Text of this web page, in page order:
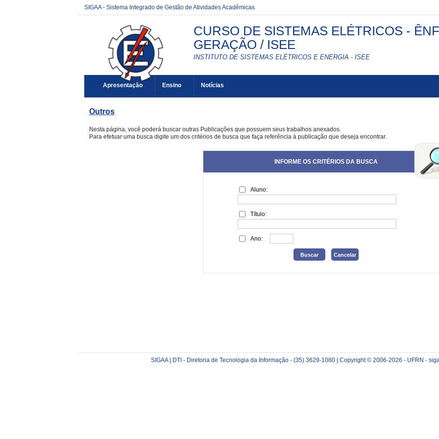
SIGAA - Sistema Integrado de Gestão de Atividades Acadêmicas
CURSO DE SISTEMAS ELÉTRICOS -
GERAÇÃO / ISEE
INSTITUTO DE SISTEMAS ELÉTRICOS E ENERGIA - ISEE
Apresentação Ensino Notícias
Outros
Nesta página, você poderá buscar outras Publicações que possuem seus trabalhos anexados.
Para efetuar uma busca digite um dos critérios de busca que faça referência à publicação que deseja encontrar.
INFORME OS CRITÉRIOS DA BUSCA
Aluno:
Título:
Ano:
SIGAA | DTI - Diretoria de Tecnologia da Informação - (35) 3629-1080 | Copyright © 2006-2026 - UFRN -